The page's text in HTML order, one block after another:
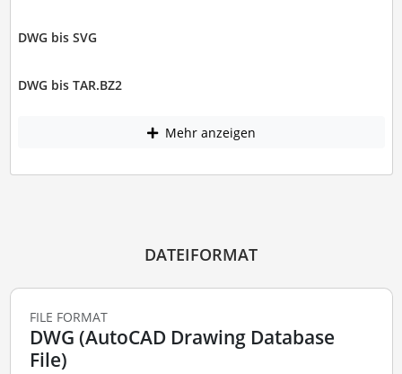
DWG bis SVG
DWG bis TAR.BZ2
Mehr anzeigen
DATEIFORMAT
FILE FORMAT
DWG (AutoCAD Drawing Database
File)